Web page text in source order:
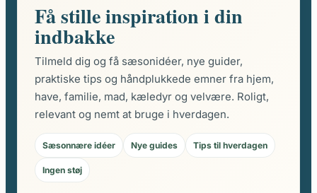
Få stille inspiration i din
indbakke
Tilmeld dig og få sæsonidéer, nye guider,
praktiske tips og håndplukkede emner fra hjem,
have, familie, mad, kæledyr og velvære. Roligt,
relevant og nemt at bruge i hverdagen.
Sæsonnære idéer Nye guides Tips til hverdagen
Ingen støj